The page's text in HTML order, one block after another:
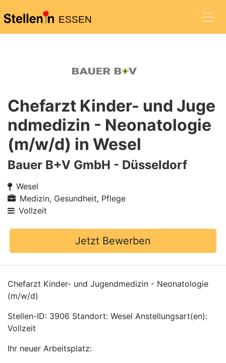
ESSEN
Chefarzt Kinder- und Juge
ndmedizin - Neonatologie
(m/w/d) in Wesel
Bauer B+V GmbH - Düsseldorf
Wesel
Medizin, Gesundheit, Pflege
Vollzeit
Jetzt Bewerben
Chefarzt Kinder- und Jugendmedizin - Neonatologie
(m/w/d)
Stellen-ID: 3906 Standort: Wesel Anstellungsart(en):
Vollzeit
Ihr neuer Arbeitsplatz: